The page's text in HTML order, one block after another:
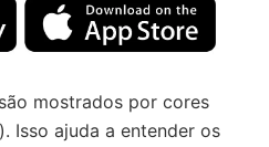
mostrados por cores
Isso ajuda a entender os